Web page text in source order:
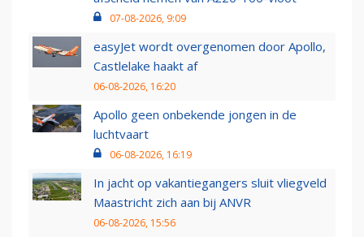
07-08-2026, 9:09
easyJet wordt overgenomen door Apollo,
Castlelake haakt af
06-08-2026, 16:20
Apollo geen onbekende jongen in de
luchtvaart
06-08-2026, 16:19
In jacht op vakantiegangers sluit vliegveld
Maastricht zich aan bij ANVR
06-08-2026, 15:56